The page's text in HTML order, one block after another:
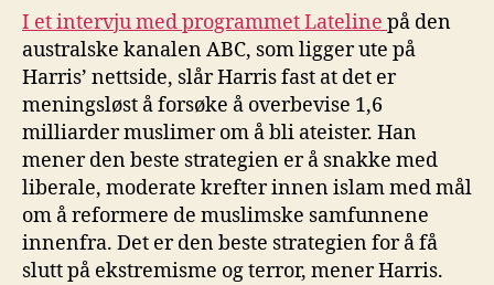
I et intervju med programmet Lateline på den
australske kanalen ABC, som ligger ute på
Harris’ nettside, slår Harris fast at det er
meningsløst å forsøke å overbevise 1,6
milliarder muslimer om å bli ateister. Han
mener den beste strategien er å snakke med
liberale, moderate krefter innen islam med mål
om å reformere de muslimske samfunnene
innenfra. Det er den beste strategien for å få
slutt på ekstremisme og terror, mener Harris.